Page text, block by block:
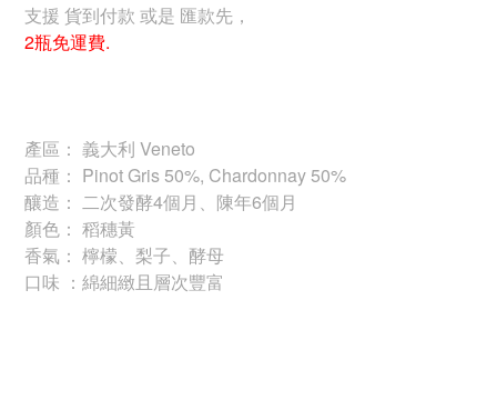
支援 貨到付款 或是 匯款先，
2瓶免運費.
產區： 義大利 Veneto
品種： Pinot Gris 50%, Chardonnay 50%
釀造： 二次發酵4個月、陳年6個月
顏色： 稻穗黃
香氣： 檸檬、梨子、酵母
口味 ：綿細緻且層次豐富